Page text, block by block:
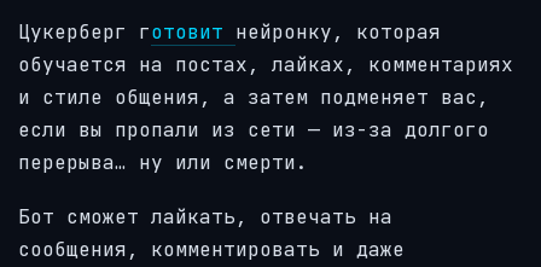
Цукерберг готовит нейронку, которая
обучается на постах, лайках, комментариях
и стиле общения, а затем подменяет вас,
если вы пропали из сети — из-за долгого
перерыва… ну или смерти.
Бот сможет лайкать, отвечать на
сообщения, комментировать и даже